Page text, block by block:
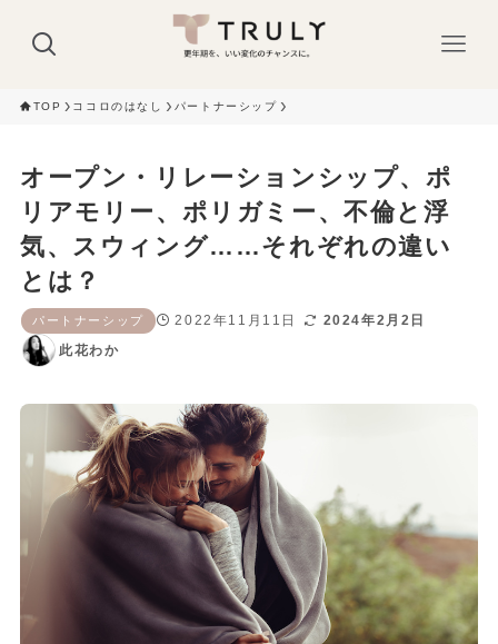
TOP ココロのはなし パートナーシップ
オープン・リレーションシップ、ポ
リアモリー、ポリガミー、不倫と浮
気、スウィング……それぞれの違い
とは？
パートナーシップ 2022年11月11日
2024年2月2日
此花わか